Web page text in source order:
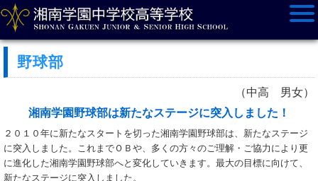
野球部
（中高 男女）
湘南学園野球部は新たなステージに突入しました！
２０１０年に新たなスタートを切った湘南学園野球部は、新たなステージ
に突入しました。これまでＯＢや、多くの方々のご理解・ご協力により更
に進化した湘南学園野球部へと変化していきます。最大の目標に向けて、
新たなステージに突入しました。